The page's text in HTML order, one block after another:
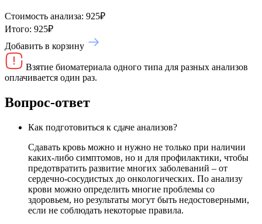
Стоимость анализа: 925₽
Итого: 925₽
Добавить в корзину
Взятие биоматериала одного типа для разных анализов
оплачивается один раз.
Вопрос-ответ
Как подготовиться к сдаче анализов?
Сдавать кровь можно и нужно не только при наличии
каких-либо симптомов, но и для профилактики, чтобы
предотвратить развитие многих заболеваний – от
сердечно-сосудистых до онкологических. По анализу
крови можно определить многие проблемы со
здоровьем, но результаты могут быть недостоверными,
если не соблюдать некоторые правила.